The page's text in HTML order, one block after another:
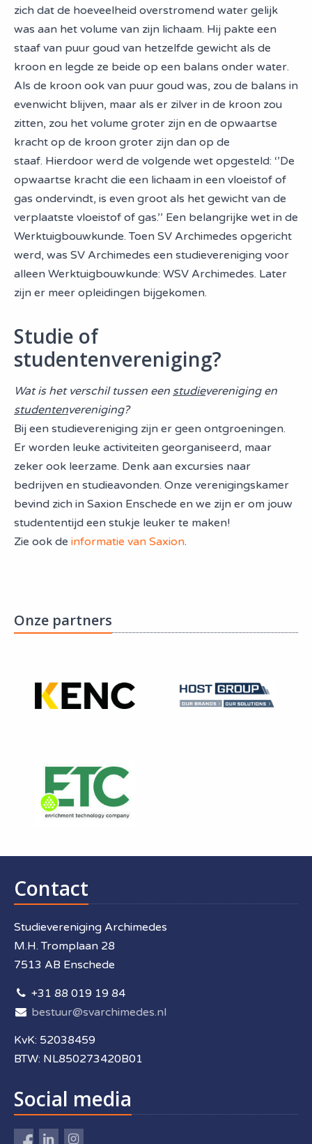
zich dat de hoeveelheid overstromend water gelijk
was aan het volume van zijn lichaam. Hij pakte een
staaf van puur goud van hetzelfde gewicht als de
kroon en legde ze beide op een balans onder water.
Als de kroon ook van puur goud was, zou de balans in
evenwicht blijven, maar als er zilver in de kroon zou
zitten, zou het volume groter zijn en de opwaartse
kracht op de kroon groter zijn dan op de
staaf. Hierdoor werd de volgende wet opgesteld: ‘’De
opwaartse kracht die een lichaam in een vloeistof of
gas ondervindt, is even groot als het gewicht van de
verplaatste vloeistof of gas.’’ Een belangrijke wet in de
Werktuigbouwkunde. Toen SV Archimedes opgericht
werd, was SV Archimedes een studievereniging voor
alleen Werktuigbouwkunde: WSV Archimedes. Later
zijn er meer opleidingen bijgekomen.
Studie of
studentenvereniging?
Wat is het verschil tussen een studievereniging en
studentenvereniging?
Bij een studievereniging zijn er geen ontgroeningen.
Er worden leuke activiteiten georganiseerd, maar
zeker ook leerzame. Denk aan excursies naar
bedrijven en studieavonden. Onze verenigingskamer
bevind zich in Saxion Enschede en we zijn er om jouw
studententijd een stukje leuker te maken!
Zie ook de informatie van Saxion.
Onze partners
Contact
Studievereniging Archimedes
M.H. Tromplaan 28
7513 AB Enschede
+31 88 019 19 84
bestuur@svarchimedes.nl
KvK: 52038459
BTW: NL850273420B01
Social media